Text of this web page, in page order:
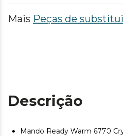
Mais Peças de
Descrição
Mando Ready Warm 6770